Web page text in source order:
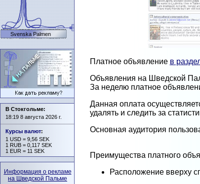
Платное объявление в
Объявления на Шведской
За неделю платное
Данная оплата
удалять и следить за
Основная аудитория
Преимущества платного
Расположение вверху
Svenska Palmen
В Стокгольме:
18:19 8 августа 2026 г.
Курсы валют:
1 USD = 9,56 SEK
1 RUB = 0,117 SEK
1 EUR = 11 SEK
Информация о рекламе
на Шведской Пальме